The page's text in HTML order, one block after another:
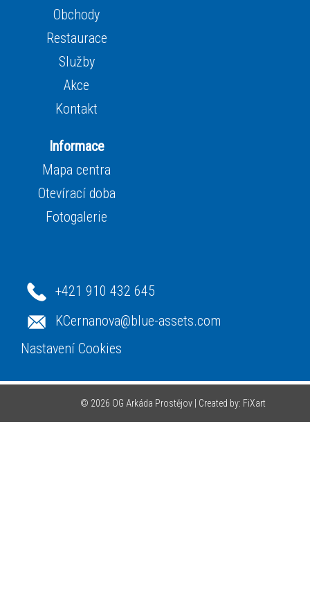
Obchody
Restaurace
Služby
Akce
Kontakt
Informace
Mapa centra
Otevírací doba
Fotogalerie
+421 910 432 645
KCernanova@blue-assets.com
Nastavení Cookies
© 2026 OG Arkáda Prostějov | Created by: FiXart